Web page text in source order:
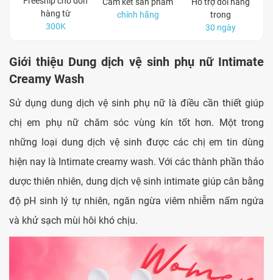
hàng từ
300K
chính hãng
trong
30 ngày
Giớithiệu Dung dịch vệ sinh phụ nữ Intimate
Creamy Wash
Sử dụng dung dịch vệ sinh phụ nữ là điều cần thiết giúp
chị em phụ nữ chăm sóc vùng kín tốt hơn. Một trong
những loại dung dịch vệ sinh được các chị em tin dùng
hiện nay là Intimate creamy wash. Với các thành phần thảo
dược thiên nhiên, dung dịch vệ sinh intimate giúp cân bằng
độ pH sinh lý tự nhiên, ngăn ngừa viêm nhiễm nấm ngứa
và khử sạch mùi hôi khó chịu.